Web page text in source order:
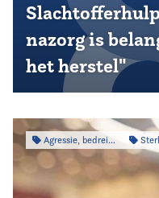
nazorg is
het herstel"
Agressie, bedreiging & intimidatie